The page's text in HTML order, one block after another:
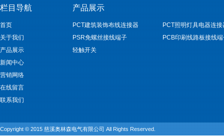
栏目导航
首页
关于我们
产品展示
新闻中心
营销网络
在线留言
联系我们
产品展示
PCT建筑装饰布线连接器
PCT照明灯具电器连接
PSR免螺丝接线端子
PCB印刷线路板接线
轻触开关
Copyright © 2015 慈溪奥林森电气有限公司 All Rights Reserved.